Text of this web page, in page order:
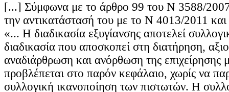
[...] Σύμφωνα με το άρθρο 99 του N 3588/
την αντικατάστασή του με το Ν 4013/2011
«... Η διαδικασία εξυγίανσης αποτελεί
διαδικασία που αποσκοπεί στη διατήρηση,
αναδιάρθρωση και ανόρθωση της επιχείρησης
προβλέπεται στο παρόν κεφάλαιο, χωρίς να
συλλογική ικανοποίηση των πιστωτών. Η